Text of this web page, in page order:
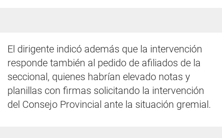
El dirigente indicó además que la intervención
responde también al pedido de afiliados de la
seccional, quienes habrían elevado notas y
planillas con firmas solicitando la intervención
del Consejo Provincial ante la situación gremial.